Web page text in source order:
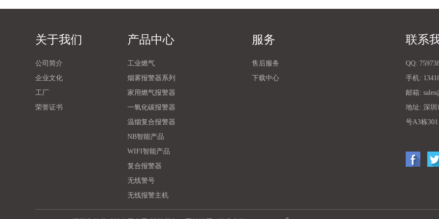
关于我们
公司简介
企业文化
工厂
荣誉证书
产品中心
工业燃气
烟雾报警器系列
家用燃气报警器
一氧化碳报警器
温烟复合报警器
NB智能产品
WIFI智能产品
复合报警器
无线警号
无线报警主机
联系
QQ:
手机:
邮箱:
地址: 深圳
号A3栋301
服务
售后服务
下载中心